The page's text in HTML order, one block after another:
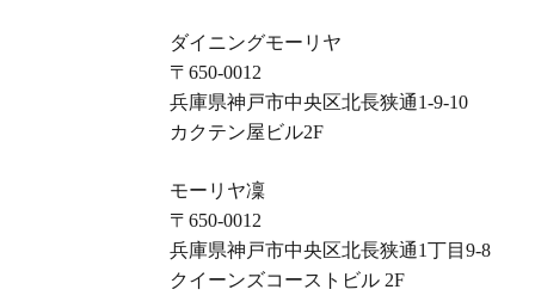
ダイニングモーリヤ
〒650-0012
兵庫県神戸市中央区北長狭通1-9-10
カクテン屋ビル2F
モーリヤ凜
〒650-0012
兵庫県神戸市中央区北長狭通1丁目9-8
クイーンズコーストビル 2F